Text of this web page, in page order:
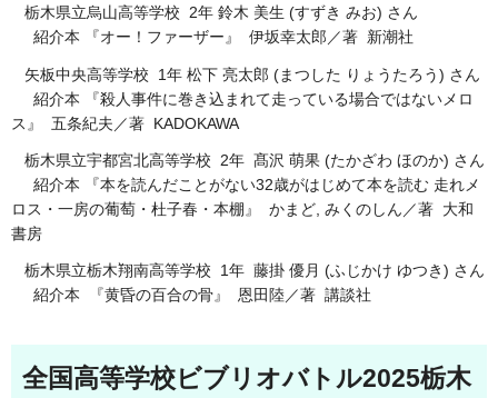
栃木県立烏山高等学校 2年 鈴木 美生 (すずき みお) さん
紹介本 『オー！ファーザー』 伊坂幸太郎／著 新潮社
矢板中央高等学校 1年 松下 亮太郎 (まつした りょうたろう) さん
紹介本 『殺人事件に巻き込まれて走っている場合ではないメロ
ス』 五条紀夫／著 KADOKAWA
栃木県立宇都宮北高等学校 2年 髙沢 萌果 (たかざわ ほのか) さん
​​​ 紹介本 『本を読んだことがない32歳がはじめて本を読む 走れメ
ロス・一房の葡萄・杜子春・本棚』 かまど, みくのしん／著 大和
書房
栃木県立栃木翔南高等学校 1年 藤掛 優月 (ふじかけ ゆつき) さん
紹介本 『黄昏の百合の骨』 恩田陸／著 講談社
全国高等学校ビブリオバトル2025栃木